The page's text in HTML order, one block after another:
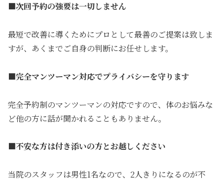
■次回予約の強要は一切しません
最短で改善に導くためにプロとして最善のご提案は致しま
すが、あくまでご自身の判断にお任せします。
■完全マンツーマン対応でプライバシーを守ります
完全予約制のマンツーマンの対応ですので、体のお悩みな
ど他の方に話が聞かれることもありません。
■不安な方は付き添いの方とお越しください
当院のスタッフは男性1名なので、2人きりになるのが不